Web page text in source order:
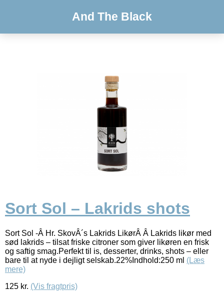
And The Black
Sort Sol – Lakrids shots
Sort Sol -Â Hr. SkovÂ´s Lakrids LikørÂ Â Lakrids likør med
sød lakrids – tilsat friske citroner som giver likøren en frisk
og saftig smag.Perfekt til is, desserter, drinks, shots – eller
bare til at nyde i dejligt selskab.22%Indhold:250 ml (Læs
mere)
125 kr. (Vis fragtpris)